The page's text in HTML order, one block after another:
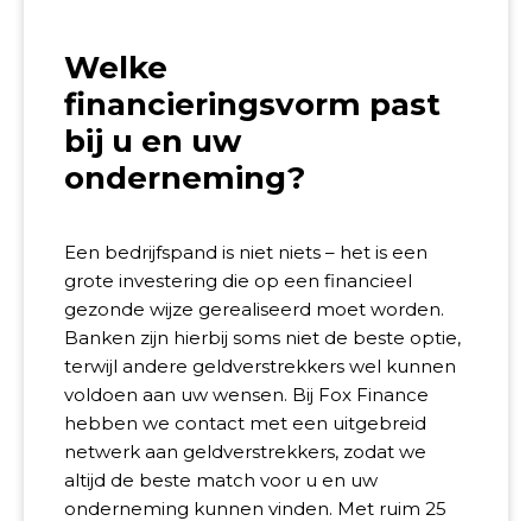
Welke
financieringsvorm past
bij u en uw
onderneming?
Een bedrijfspand is niet niets – het is een
grote investering die op een financieel
gezonde wijze gerealiseerd moet worden.
Banken zijn hierbij soms niet de beste optie,
terwijl andere geldverstrekkers wel kunnen
voldoen aan uw wensen. Bij Fox Finance
hebben we contact met een uitgebreid
netwerk aan geldverstrekkers, zodat we
altijd de beste match voor u en uw
onderneming kunnen vinden. Met ruim 25